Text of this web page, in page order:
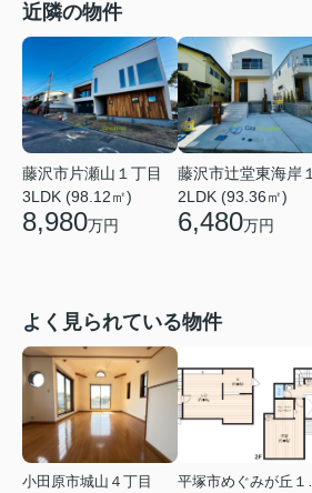
近隣の物件
藤沢市片瀬山１丁目
3LDK (98.12㎡)
8,980万円
藤沢市辻堂東海岸
2LDK (93.36㎡)
6,480万円
よく見られている物件
小田原市城山４丁目
平